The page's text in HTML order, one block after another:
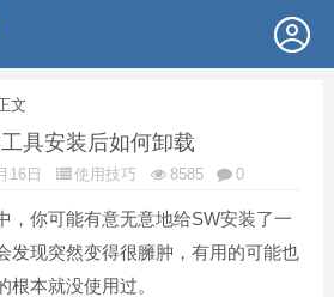
文
具安装后如何卸载
16日 使用技巧 8585 0
，你可能有意无意地给SW安装了一
发现突然变得很臃肿，有用的可能也
根本就没使用过。